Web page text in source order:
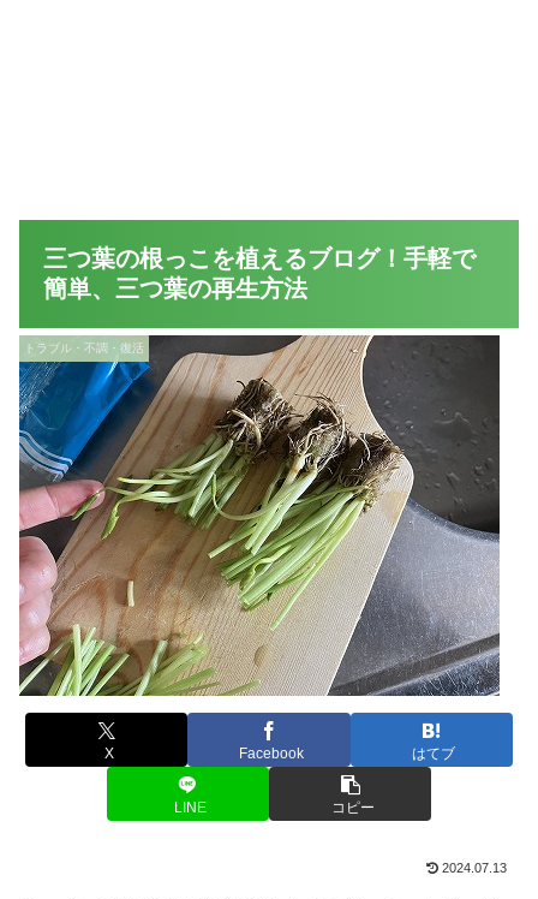
三つ葉の根っこを植えるブログ！手軽で
簡単、三つ葉の再生方法
トラブル・不調・復活
X Facebook はてブ
LINE コピー
2024.07.13